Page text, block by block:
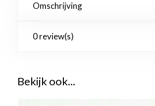
Omschrijving
0 review(s)
Bekijk ook...